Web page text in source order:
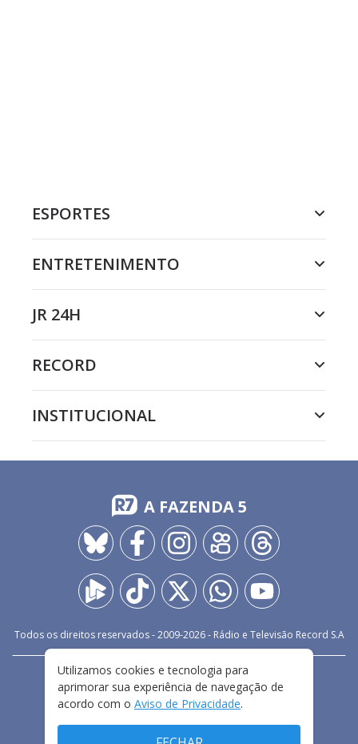
ESPORTES
ENTRETENIMENTO
JR 24H
RECORD
INSTITUCIONAL
A FAZENDA 5
Todos os direitos reservados - 2009-2026- Rádio e Televisão Record S.A
FALE CONOSCO
PRIVACIDADE
TERMOS E CONDIÇÕES DE USO
Utilizamos cookies e tecnologia para
aprimorar sua experiência de navegação de
acordo com o Aviso de Privacidade.